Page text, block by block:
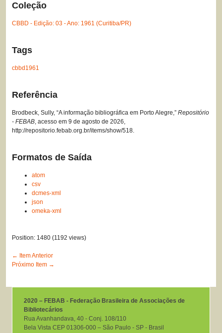
Coleção
CBBD - Edição: 03 - Ano: 1961 (Curitiba/PR)
Tags
cbbd1961
Referência
Brodbeck, Sully, “A informação bibliográfica em Porto Alegre,” Repositório
- FEBAB, acesso em 9 de agosto de 2026,
http://repositorio.febab.org.br/items/show/518.
Formatos de Saída
atom
csv
dcmes-xml
json
omeka-xml
Position: 1480 (1192 views)
← Item Anterior
Próximo Item →
2020 – FEBAB - Federação Brasileira de Associações de
Bibliotecários
Rua Avanhandava, 40 ‐ Conj. 108/110
Bela Vista CEP 01306-000 – São Paulo ‐ SP ‐ Brasil